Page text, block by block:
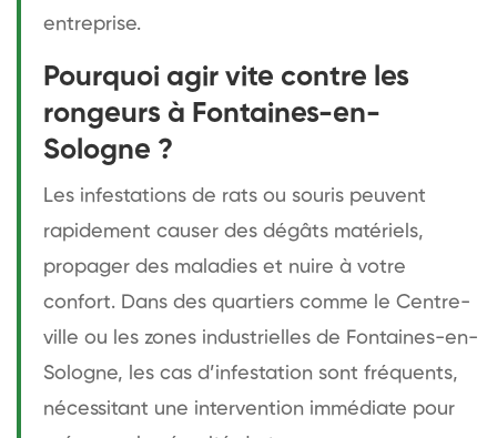
entreprise.
Pourquoi agir vite contre les
rongeurs à Fontaines-en-
Sologne ?
Les infestations de rats ou souris peuvent
rapidement causer des dégâts matériels,
propager des maladies et nuire à votre
confort. Dans des quartiers comme le Centre-
ville ou les zones industrielles de Fontaines-en-
Sologne, les cas d’infestation sont fréquents,
nécessitant une intervention immédiate pour